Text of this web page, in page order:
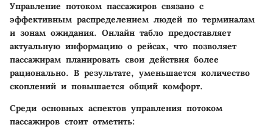
Управление потоком пассажиров связано с
эффективным распределением людей по терминалам
и зонам ожидания. Онлайн табло предоставляет
актуальную информацию о рейсах, что позволяет
пассажирам планировать свои действия более
рационально. В результате, уменьшается количество
скоплений и повышается общий комфорт.
Среди основных аспектов управления потоком
пассажиров стоит отметить: